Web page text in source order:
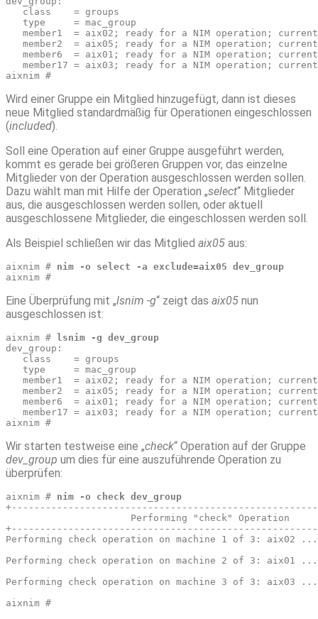
class    = groups
type     = mac_group
member1  = aix02; ready for a NIM operation;
member2  = aix05; ready for a NIM operation;
member6  = aix01; ready for a NIM operation;
member17 = aix03; ready for a NIM operation;
aixnim #
Wird einer Gruppe ein Mitglied hinzugefügt, dann ist dieses
neue Mitglied standardmäßig für Operationen eingeschlossen
(included).
Soll eine Operation auf einer Gruppe ausgeführt werden,
kommt es gerade bei größeren Gruppen vor, das einzelne
Mitglieder von der Operation ausgeschlossen werden sollen.
Dazu wählt man mit Hilfe der Operation „select“ Mitglieder
aus, die ausgeschlossen werden sollen, oder aktuell
ausgeschlossene Mitglieder, die eingeschlossen werden soll.
Als Beispiel schließen wir das Mitglied aix05 aus:
aixnim # nim -o select -a exclude=aix05 dev_group
aixnim #
Eine Überprüfung mit „lsnim -g“ zeigt das aix05 nun
ausgeschlossen ist:
aixnim #
lsnim -g dev_group
dev_group:
class    = groups
type     = mac_group
member1  = aix02; ready for a NIM operation;
member2  = aix05; ready for a NIM operation; currently
member6  = aix01; ready for a NIM operation;
member17 = aix03; ready for a NIM operation;
aixnim #
Wir starten testweise eine „check“ Operation auf der Gruppe
dev_group um dies für eine auszuführende Operation zu
überprüfen:
aixnim # nim -o check dev_group
Performing "check" Operation
Performing check operation on machine 1 of 3: aix02 ...
Performing check operation on machine 2 of 3: aix01 ...
Performing check operation on machine 3 of 3: aix03 ...
aixnim #